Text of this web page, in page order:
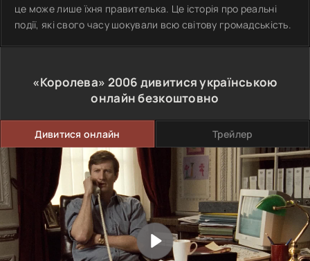
це може лише їхня правителька. Це історія про реальні
події, які свого часу шокували всю світову громадськість.
«Королева» 2006 дивитися українською
онлайн безкоштовно
Дивитися онлайн Трейлер